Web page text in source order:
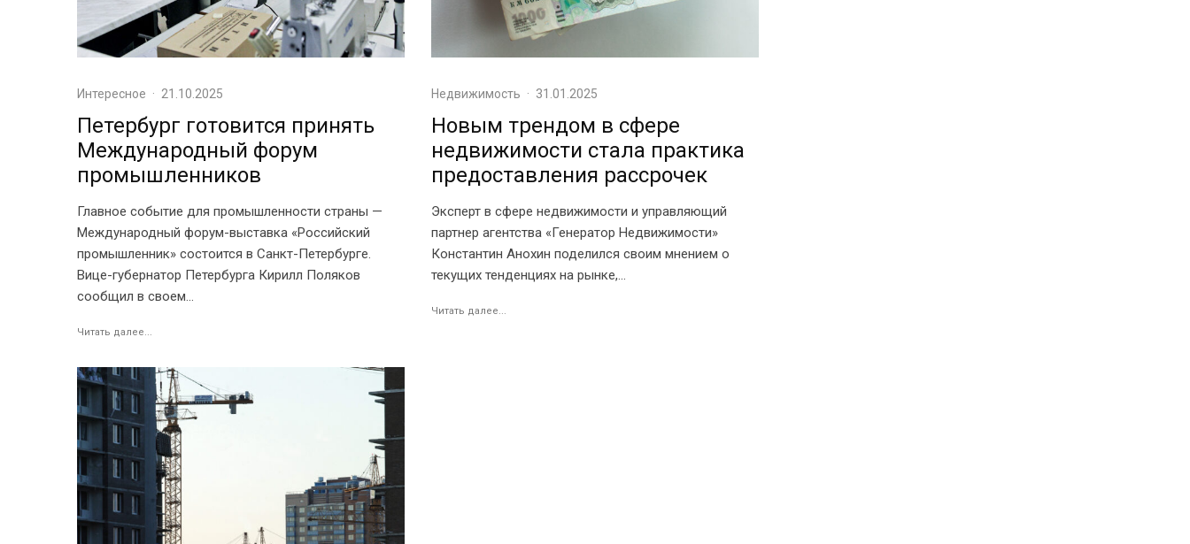
Интересное · 21.10.2025
Петербург готовится принять
Международный форум
промышленников
Главное событие для промышленности страны —
Международный форум-выставка «Российский
промышленник» состоится в Санкт-Петербурге.
Вице-губернатор Петербурга Кирилл Поляков
сообщил в своем...
Читать далее...
Недвижимость · 31.01.2025
Новым трендом в сфере
недвижимости стала практика
предоставления рассрочек
Эксперт в сфере недвижимости и управляющий
партнер агентства «Генератор Недвижимости»
Константин Анохин поделился своим мнением о
текущих тенденциях на рынке,...
Читать далее...